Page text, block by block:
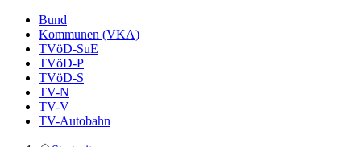
Bund
Kommunen (VKA)
TVöD-SuE
TVöD-P
TVöD-S
TV-N
TV-V
TV-Autobahn